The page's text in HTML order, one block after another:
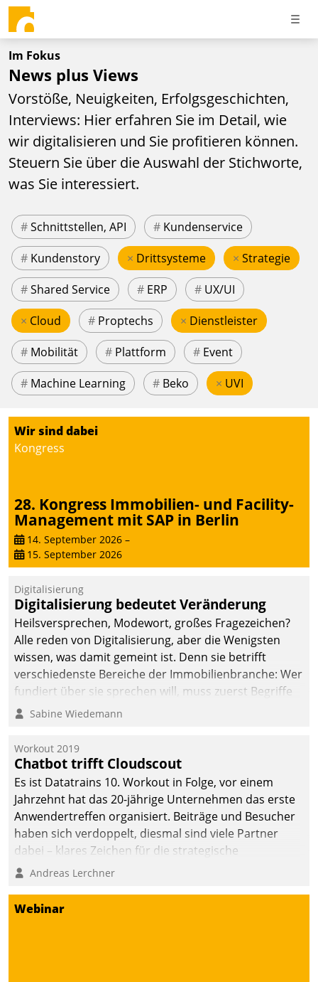
Im Fokus
News plus Views
Vorstöße, Neuigkeiten, Erfolgsgeschichten,
Interviews: Hier erfahren Sie im Detail, wie
wir digitalisieren und Sie profitieren können.
Steuern Sie über die Auswahl der Stichworte,
was Sie interessiert.
#Schnittstellen, API # Kundenservice
# Kundenstory × Drittsysteme × Strategie
#Shared Service # ERP # UX/UI
× Cloud # Proptechs × Dienstleister
# Mobilität # Plattform # Event
# Machine Learning # Beko × UVI
Wir sind dabei
Kongress
28. Kongress Immobilien- und Facility-
Management mit SAP in Berlin
14. September 2026 –
15. September 2026
Digitalisierung
Digitalisierung bedeutet Veränderung
Heilsversprechen, Modewort, großes Fragezeichen?
Alle reden von Digitalisierung, aber die Wenigsten
wissen, was damit gemeint ist. Denn sie betrifft
verschiedenste Bereiche der Immobilienbranche: Wer
fundiert über sie sprechen will, muss zuerst Begriffe
klären. Ein Aspekt ist die betriebliche Optimierung:
Einsparungen durch optimierte und automatisierte
Prozesse. Doch man darf nicht zu viel erwarten: Allein
mit der Einführung einer neuen Software ist es nicht
getan. Die Digitalisierung erfordert von Unternehmen
die Bereitschaft, sich zu überprüfen, zu hinterfragen
und zu verändern.
Sabine Wiedemann
Workout 2019
Chatbot trifft Cloudscout
Es ist Datatrains 10. Workout in Folge, vor einem
Jahrzehnt hat das 20-jährige Unternehmen das erste
Anwendertreffen organisiert. Beiträge und Besucher
haben sich verdoppelt, diesmal sind viele Partner
dabei – klares Zeichen für die strategische
Fokussierung auf den Kunden.
Andreas Lerchner
Webinar